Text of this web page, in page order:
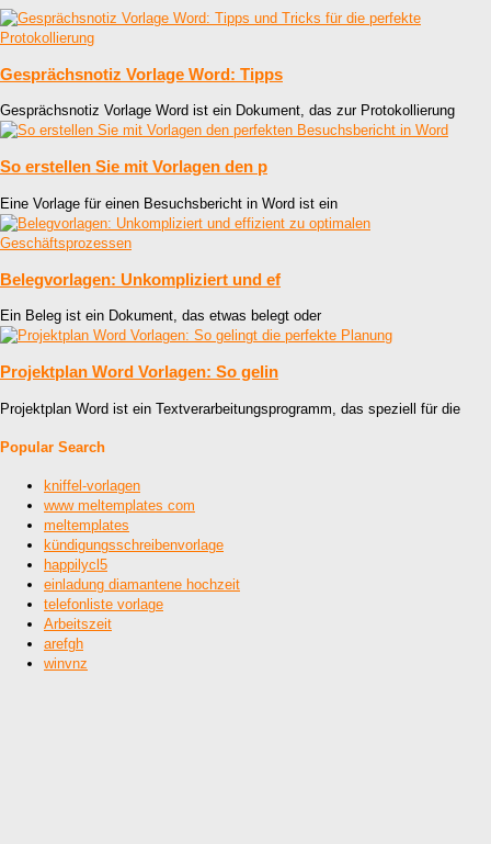
Gesprächsnotiz Vorlage Word: Tipps
Gesprächsnotiz Vorlage Word ist ein Dokument, das zur Protokollierung
So erstellen Sie mit Vorlagen den p
Eine Vorlage für einen Besuchsbericht in Word ist ein
Belegvorlagen: Unkompliziert und ef
Ein Beleg ist ein Dokument, das etwas belegt oder
Projektplan Word Vorlagen: So gelin
Projektplan Word ist ein Textverarbeitungsprogramm, das speziell für die
Popular Search
kniffel-vorlagen
www meltemplates com
meltemplates
kündigungsschreibenvorlage
happilycl5
einladung diamantene hochzeit
telefonliste vorlage
Arbeitszeit
arefgh
winvnz